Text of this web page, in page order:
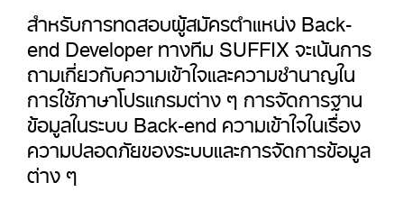
สำหรับการทดสอบผู้สมัครตำแหน่ง Back-
end Developer ทางทีม SUFFIX จะเน้นการ
ถามเกี่ยวกับความเข้าใจและความชำนาญใน
การใช้ภาษาโปรแกรมต่าง ๆ การจัดการฐาน
ข้อมูลในระบบ Back-end ความเข้าใจในเรื่อง
ความปลอดภัยของระบบและการจัดการข้อมูล
ต่าง ๆ